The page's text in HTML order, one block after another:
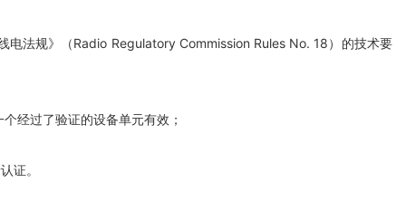
电法规》（Radio Regulatory Commission Rules No. 18）的技术要
经过了验证的设备单元有效；
证。